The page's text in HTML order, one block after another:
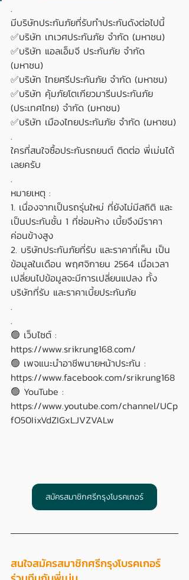
.
มีบริษัทประกันภัยที่รับทำประกันดังต่อไปนี้
✅บริษัท เทเวศประกันภัย จํากัด (มหาชน)
✅บริษัท แอลเอ็มจี ประกันภัย จํากัด
(มหาชน)
✅บริษัท ไทยศรีประกันภัย จํากัด (มหาชน)
✅บริษัท คุ้มภัยโตเกียวมารีนประกันภัย
(ประเทศไทย) จำกัด (มหาชน)
✅บริษัท เมืองไทยประกันภัย จํากัด (มหาชน)
.
ใครที่สนใจซื้อประกันรถยนต์ ติดต่อ พี่เม่นได้
เลยครับ
.
หมายเหตุ :
1. เนื่องจากเป็นรถรุ่นใหม่ ที่ยังไม่มีสถิติ และ
เป็นประกันชั้น 1 ที่ซ่อมห้าง เบี้ยจึงมีราคา
ค่อนข้างสูง
2. บริษัทประกันภัยที่รับ และราคาที่เห็น เป็น
ข้อมูลในเดือน พฤศจิกายน 2564 เมื่อเวลา
เปลี่ยนไปข้อมูลจะมีการเปลี่ยนแปลง ทั้ง
บริษัทที่รับ และราคาเบี้ยประกันภัย
.
.
🟢 เว็บไซต์ :
https://www.srikrung168.com/
🟢 เพจแนะนำอาชีพนายหน้าประกัน :
https://www.facebook.com/srikrung168
🟢 YouTube :
https://www.youtube.com/channel/UCp
fO50IixVdZIGxLJVZVALw
สมัครสมาชิกศรีกรุงโบรคเกอร์
สนใจสมัครสมาชิกศรีกรุงโบรคเกอร์